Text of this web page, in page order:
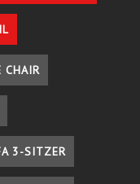
CHAIR
3-SITZER